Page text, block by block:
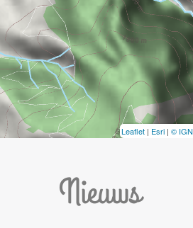
Leaflet | Esri | © IGN
Nieuws